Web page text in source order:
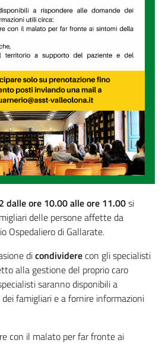
e delle Dipendenze
Mentale e delle Dipendenze
Territoriali
dalle ore 10.00 alle ore 11.00si
delle persone affette da
Ospedaliero di Gallarate.
dicondividerecon gli specialisti
alla gestione del proprio caro
saranno disponibili a
famigliari e a fornire informazioni
con il malato per far fronte ai